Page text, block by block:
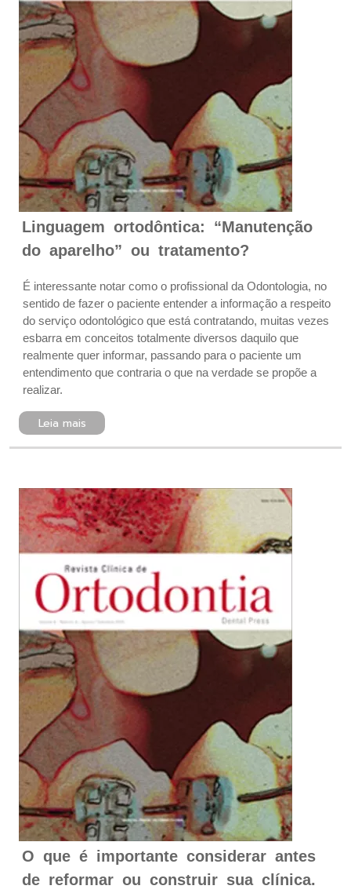
Linguagem ortodôntica: “Manutenção
do aparelho” ou tratamento?
É interessante notar como o profissional da Odontologia, no
sentido de fazer o paciente entender a informação a respeito
do serviço odontológico que está contratando, muitas vezes
esbarra em conceitos totalmente diversos daquilo que
realmente quer informar, passando para o paciente um
entendimento que contraria o que na verdade se propõe a
realizar.
Leia mais
O que é importante considerar antes
de reformar ou construir sua clínica.